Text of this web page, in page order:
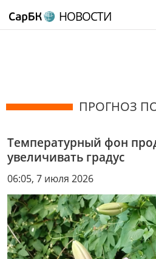
НОВОСТИ
ПРОГНОЗ
Температурный фон
увеличивать градус
06:05, 7 июля 2026